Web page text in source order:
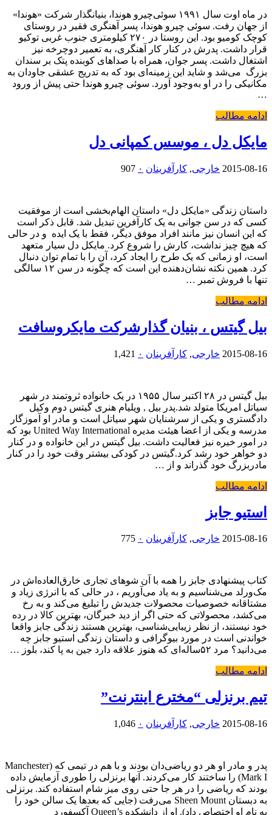
در ماه اوت سال ۱۹۹۱ سوئی‌چیرو هوندا، بنیانگذار شرکت «هوندا»
از جهان رفت. سوئی چیرو هوندا، پسر آهنگری فقیر در روستای
کوچک کومیو بود. این روستا در ۲۷۰ کیلومتری جنوب غربی توکیو
قرار داشت. پدرش در کنار کار آهنگری، به تعمیر دوچرخه نیز
اشتغال داشت. پسر جوان، همراه با صداهای کوبنده پتک بر سندان
بزرگ می‌شد و شاید این زمینه‌ای بود که به تدریج عشقی جاودان به
مکانیکی را در او به‌وجود آورد. سوئی چیرو هوندا حتی پیش از ورود
…
ادامه مطالب
مایکل دل ، موسس کمپانی دل
2015-08-16 خارجی, کارآفرینان ۰ 907
داستان زندگی «مایکل دل» داستان الهام‌بخشی است از موفقیت
کسی که در سن جوانی به یک کارآفرین تبدیل شد. قابل ذکر است
که این انسان نیز مانند افراد موفق دیگر، فقط با یک ایده و در حالی
که هیچ چیز نداشت، کارش را شروع کرد. مایکل دل سیار متعهد
است، او زمانی که یک طرح را ایجاد کرد، آن را با تمام توان دنبال
کرد. همین نکته نشان‌دهنده این است که چگونه در سن ۱۲ سالگی
تنها با فروش تمبر …
ادامه مطالب
بیل گیتس ، بنیان گذارشرکت مایکروسافت
2015-08-16 خارجی, کارآفرینان ۰ 1,421
بیل گیتس در ۲۸ اکتبر سال ۱۹۵۵ در یک خانواده ثروتمند در شهر
سیاتل امریکا متولد شد.پدر بیل , ویلیام هنری گیتس دوم وکیل
دادگستری و یکی از سرشنایان شهر سیاتل است و مادر او آموزگار
مدرسه و یکی از اعضا هیئت مدیره United Way International بود که
در امور خیره نیز فعالیت داشت. بیل گیتس در این خانواده و در کنار
دو خواهر خود رشد کرد.گیتس در کودکی بیشتر وقت خود را در کنار
مادربزرگ خود گذراند و از …
ادامه مطالب
استیو جابز
2015-08-16 خارجی, کارآفرینان ۰ 775
کتاب پیشنهادی جابز را همه با آن شوهای تجاری خارق‌العاده‌اش در
مک‌ورلد می‌شناسیم و به یاد می‌آوریم ، در حالی که با انرژی زیاد و
مشتاقانه خصوصیات محصولات جدیدش را تبلیغ می‌کند و به رخ
می‌کشد، محصولاتی که حتی اگر از دید خبرگان، بهترین کالا در رده
خود نیستند، از نظر زیبایی‌شناسی، بهترین هستند زندگی جابز واقعا
خواندنی است در مورد بیوگرافی و داستان زندگی استیو جابز چه
می‌دانید؟ مرد ۵۲ساله‌ای که هنوز علاقه دارد جین به پا کند، بلوز …
ادامه مطالب
تیم برنزلی “مخترع اینترنت”
2015-08-16 خارجی, کارآفرینان ۰ 1,046
پدر و مادر او هر دو ریاضی‌دان بودند و با هم در تیمی که (Manchester
Mark I) را ساختند کار می‌کردند. آنها برنزلی را طوری آزمایش داده
بودند که ریاضی را در هر جا حتی روی میز شام استفاده کند. برنزلی
به دبستان Sheen Mount می‌رفت (جایی که بعدها یک سالن خود را
به نام او اختصاص داد). او از دانشکده Queen’s آکسفورد